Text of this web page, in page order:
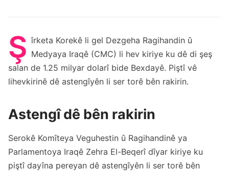
Ş îrketa Korekê li gel Dezgeha Ragihandin û
Medyaya Iraqê (CMC) li hev kiriye ku dê di şeş
salan de 1.25 milyar dolarî bide Bexdayê. Piştî vê
lihevkirinê dê astengîyên li ser torê bên rakirin.
Astengî dê bên rakirin
Serokê Komîteya Veguhestin û Ragihandinê ya
Parlamentoya Iraqê Zehra El-Beqerî dîyar kiriye ku
piştî dayîna pereyan dê astengîyên li ser torê bên